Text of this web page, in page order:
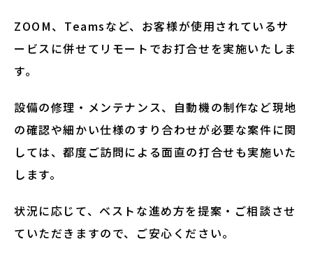
ZOOM、Teamsなど、お客様が使用されているサ
ービスに併せてリモートでお打合せを実施いたしま
す。
設備の修理・メンテナンス、自動機の制作など現地
の確認や細かい仕様のすり合わせが必要な案件に関
しては、都度ご訪問による面直の打合せも実施いた
します。
状況に応じて、ベストな進め方を提案・ご相談させ
ていただきますので、ご安心ください。